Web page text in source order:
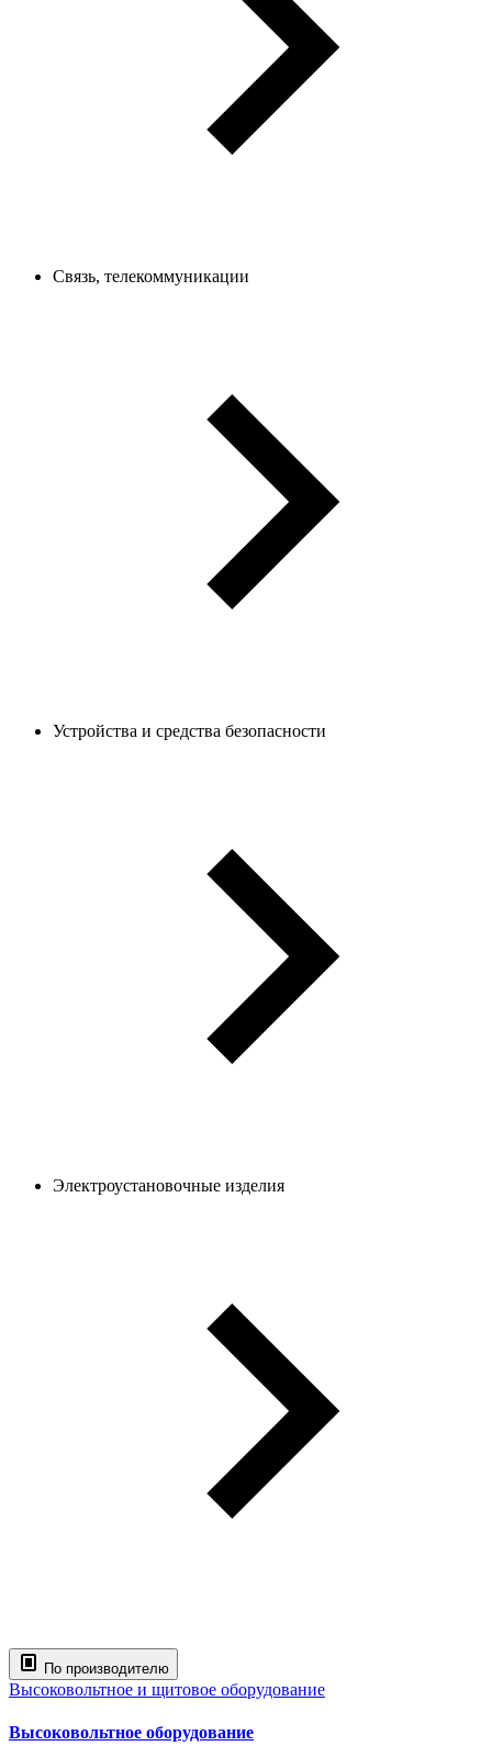
Связь, телекоммуникации
Устройства и средства безопасности
Электроустановочные изделия
По производителю
Высоковольтное и щитовое оборудование
Высоковольтное оборудование